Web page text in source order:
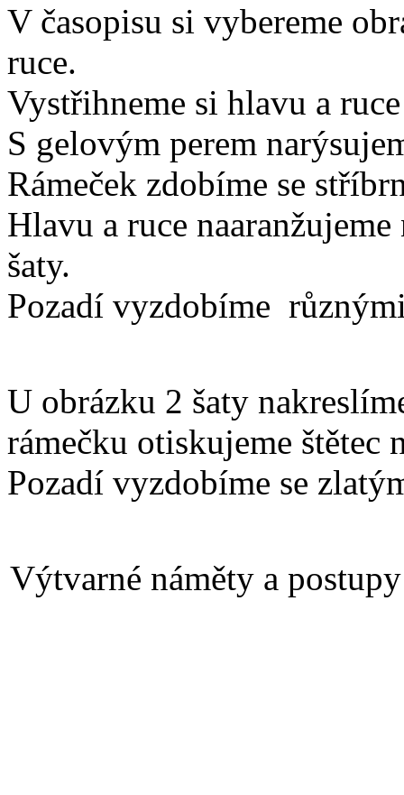
V časopisu si vybereme
ruce.
Vystřihneme si hlavu a
S gelovým perem
Rámeček zdobíme se
Hlavu a ruce
šaty.
Pozadí vyzdobíme
U obrázku 2 šaty
rámečku otiskujeme štětec
Pozadí vyzdobíme se
Výtvarné náměty a